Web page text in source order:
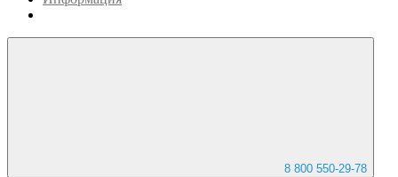
8 800 550-29-78